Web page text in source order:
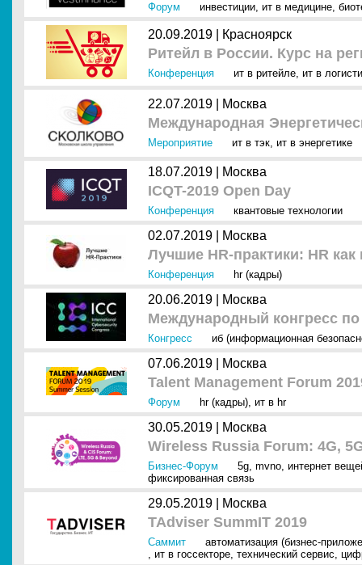
Форум инвестиции, ит в медицине,
20.09.2019 | Красноярск
Ритейл в России. Курс на
Конференция ит в ритейле, ит в
22.07.2019 | Москва
Международная
Мероприятие ит в тэк, ит в энергетике
18.07.2019 | Москва
ICQT-2019 Open Day
Конференция квантовые технологии
02.07.2019 | Москва
Лучшие HR-практики: HR как
Конференция hr (кадры)
20.06.2019 | Москва
Международный конгресс по
Конгресс иб (информационная
07.06.2019 | Москва
Talent Management Forum
Форум hr (кадры), ит в hr
30.05.2019 | Москва
Wireless Russia Forum: 4G,
Бизнес-Форум 5g, mvno, интернет
фиксированная связь
29.05.2019 | Москва
TAdviser SummIT 2019
Саммит
автоматизация (бизнес-
, ит в госсекторе, технический сервис,